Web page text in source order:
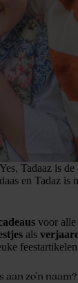
Tadaaz is
en Tadaz
voor
als
zo’n naam?